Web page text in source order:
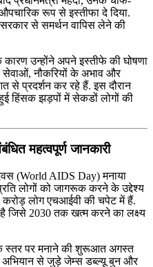
रूप से इस्तीफा दे दिया.
सरकार से समर्थन वापिस लेने की
कारण उन्होंने अपने इस्तीफे की घोषणा
सेवाओं, नौकरियों के अभाव और
से प्रदर्शन कर रहे हैं. इस दौरान
हिंसक झड़पों में सेकडों लोगों की
महत्वपूर्ण जानकारी
(World AIDS Day) मनाया
लोगों को जागरूक करने के उद्देश्य
करोड़ लोग एचआईवी की चपेट में हैं.
जिसे 2030 तक खत्म करने का लक्ष्य
स्तर पर मनाने की शुरूआत अगस्त
से जुड़े जेम्स डब्ल्यू बुन और